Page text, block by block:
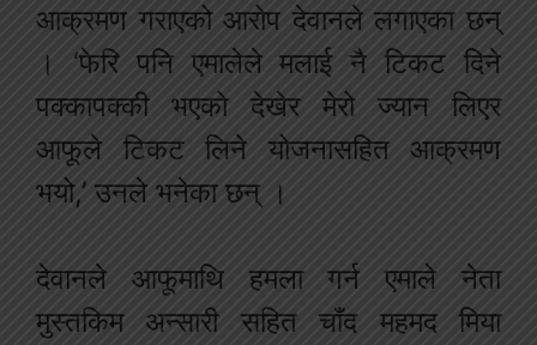
आक्रमण गराएको आरोप देवानले लगाएका छन्
। ‘फेरि पनि एमालेले मलाई नै टिकट दिने
पक्कापक्की भएको देखेर मेरो ज्यान लिएर
आफूले टिकट लिने योजनासहित आक्रमण
भयो,’ उनले भनेका छन् ।
देवानले आफूमाथि हमला गर्न एमाले नेता
मुस्तकिम अन्सारी सहित चाँद महमद मिया